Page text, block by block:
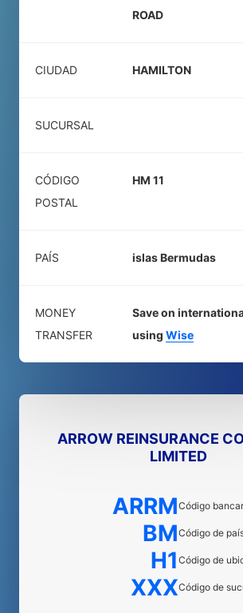
ROAD
CIUDAD HAMILTON
SUCURSAL
CÓDIGO
POSTAL
HM 11
PAÍS islas Bermudas
MONEY
TRANSFER
Save on
using Wise
ARROW REINSURANCE
LIMITED
ARRMCódigo
BMCódigo de
H1 Código de
XXXCódigo de